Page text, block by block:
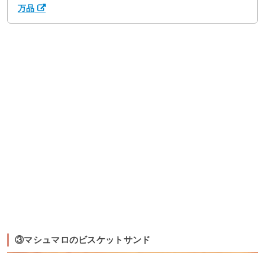
万品
③マシュマロのビスケットサンド